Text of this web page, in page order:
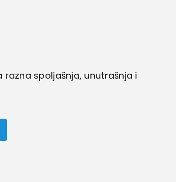
razna spoljašnja, unutrašnja i